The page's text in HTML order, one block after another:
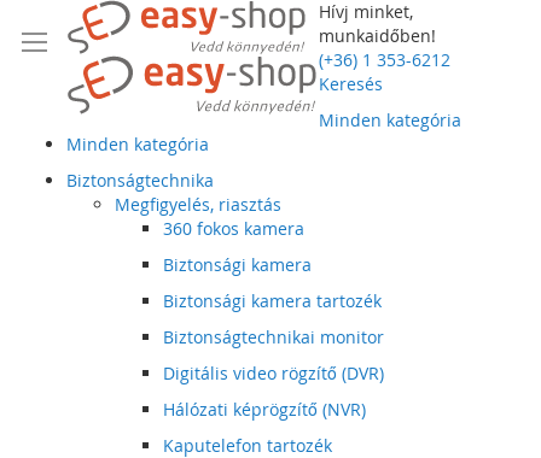
Hívj minket,
munkaidőben!
(+36) 1 353-6212
Keresés
Minden kategória
Minden kategória
Biztonságtechnika
Megfigyelés, riasztás
360 fokos kamera
Biztonsági kamera
Biztonsági kamera tartozék
Biztonságtechnikai monitor
Digitális video rögzítő (DVR)
Hálózati képrögzítő (NVR)
Kaputelefon tartozék